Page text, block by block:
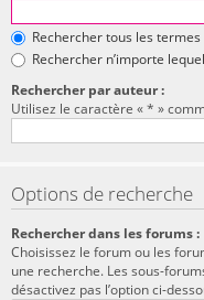
Rechercher tous les termes
Rechercher n’importe
Rechercher par auteur :
Utilisez le caractère « * »
Options de recherche
Rechercher dans les forums :
Choisissez le forum ou les
une recherche. Les sous-
désactivez pas l’option ci-